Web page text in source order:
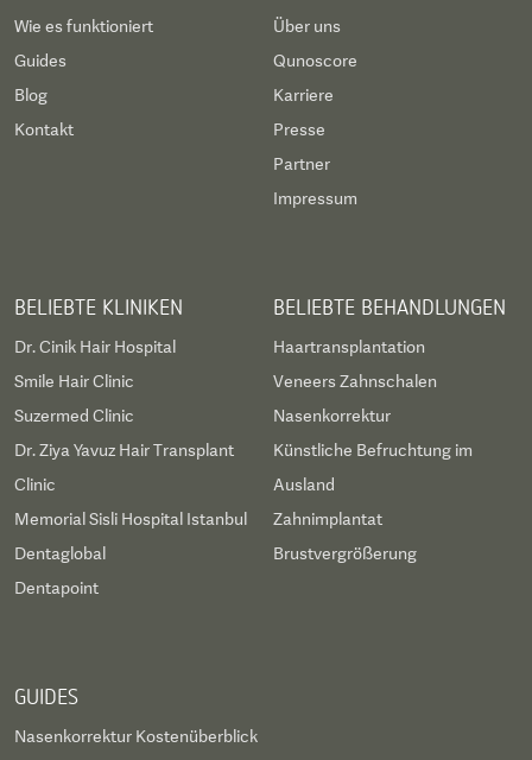
Wie es funktioniert
Guides
Blog
Kontakt
Über uns
Qunoscore
Karriere
Presse
Partner
Impressum
BELIEBTE KLINIKEN
Dr. Cinik Hair Hospital
Smile Hair Clinic
Suzermed Clinic
Dr. Ziya Yavuz Hair Transplant
Clinic
Memorial Sisli Hospital Istanbul
Dentaglobal
Dentapoint
BELIEBTE BEHANDLUNGEN
Haartransplantation
Veneers Zahnschalen
Nasenkorrektur
Künstliche Befruchtung im
Ausland
Zahnimplantat
Brustvergrößerung
GUIDES
Nasenkorrektur Kostenüberblick